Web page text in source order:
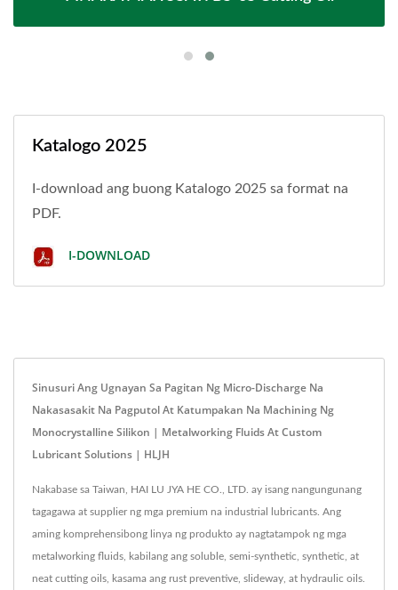
Katalogo 2025
I-download ang buong Katalogo 2025 sa format na
PDF.
I-DOWNLOAD
Sinusuri Ang Ugnayan Sa Pagitan Ng Micro-Discharge Na
Nakasasakit Na Pagputol At Katumpakan Na Machining Ng
Monocrystalline Silikon | Metalworking Fluids At Custom
Lubricant Solutions | HLJH
Nakabase sa Taiwan, HAI LU JYA HE CO., LTD. ay isang nangungunang
tagagawa at supplier ng mga premium na industrial lubricants. Ang
aming komprehensibong linya ng produkto ay nagtatampok ng mga
metalworking fluids, kabilang ang soluble, semi-synthetic, synthetic, at
neat cutting oils, kasama ang rust preventive, slideway, at hydraulic oils.